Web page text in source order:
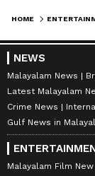
HOME
NEWS
Malayalam News
Latest Malayalam
Crime News
Gulf News in
Malayalam Film New